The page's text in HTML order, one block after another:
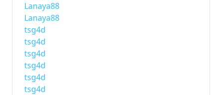
Lanaya88
Lanaya88
tsg4d
tsg4d
tsg4d
tsg4d
tsg4d
tsg4d